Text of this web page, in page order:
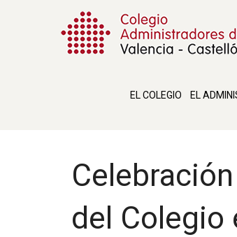
EL COLEGIO EL
del Colegio